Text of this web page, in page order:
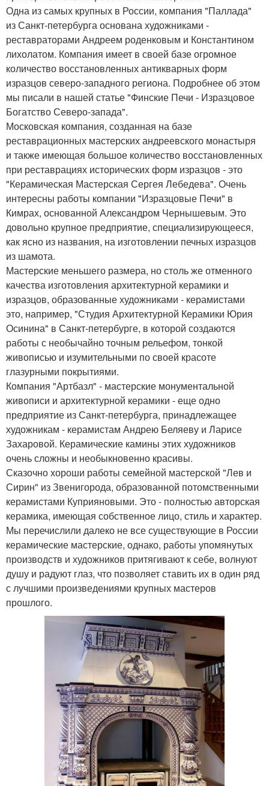
Одна из самых крупных в России, компания "Паллада"
из Санкт-петербурга основана художниками -
реставраторами Андреем роденковым и Константином
лихолатом. Компания имеет в своей базе огромное
количество восстановленных антикварных форм
изразцов северо-западного региона. Подробнее об этом
мы писали в нашей статье "Финские Печи - Изразцовое
Богатство Северо-запада".
Московская компания, созданная на базе
реставрационных мастерских андреевского монастыря
и также имеющая большое количество восстановленных
при реставрациях исторических форм изразцов - это
"Керамическая Мастерская Сергея Лебедева". Очень
интересны работы компании "Изразцовые Печи" в
Кимрах, основанной Александром Чернышевым. Это
довольно крупное предприятие, специализирующееся,
как ясно из названия, на изготовлении печных изразцов
из шамота.
Мастерские меньшего размера, но столь же отменного
качества изготовления архитектурной керамики и
изразцов, образованные художниками - керамистами
это, например, "Студия Архитектурной Керамики Юрия
Осинина" в Санкт-петербурге, в которой создаются
работы с необычайно точным рельефом, тонкой
живописью и изумительными по своей красоте
глазурными покрытиями.
Компания "Артбазл" - мастерские монументальной
живописи и архитектурной керамики - еще одно
предприятие из Санкт-петербурга, принадлежащее
художникам - керамистам Андрею Беляеву и Ларисе
Захаровой. Керамические камины этих художников
очень сложны и необыкновенно красивы.
Сказочно хороши работы семейной мастерской "Лев и
Сирин" из Звенигорода, образованной потомственными
керамистами Куприяновыми. Это - полностью авторская
керамика, имеющая собственное лицо, стиль и характер.
Мы перечислили далеко не все существующие в России
керамические мастерские, однако, работы упомянутых
производств и художников притягивают к себе, волнуют
душу и радуют глаз, что позволяет ставить их в один ряд
с лучшими произведениями крупных мастеров
прошлого.